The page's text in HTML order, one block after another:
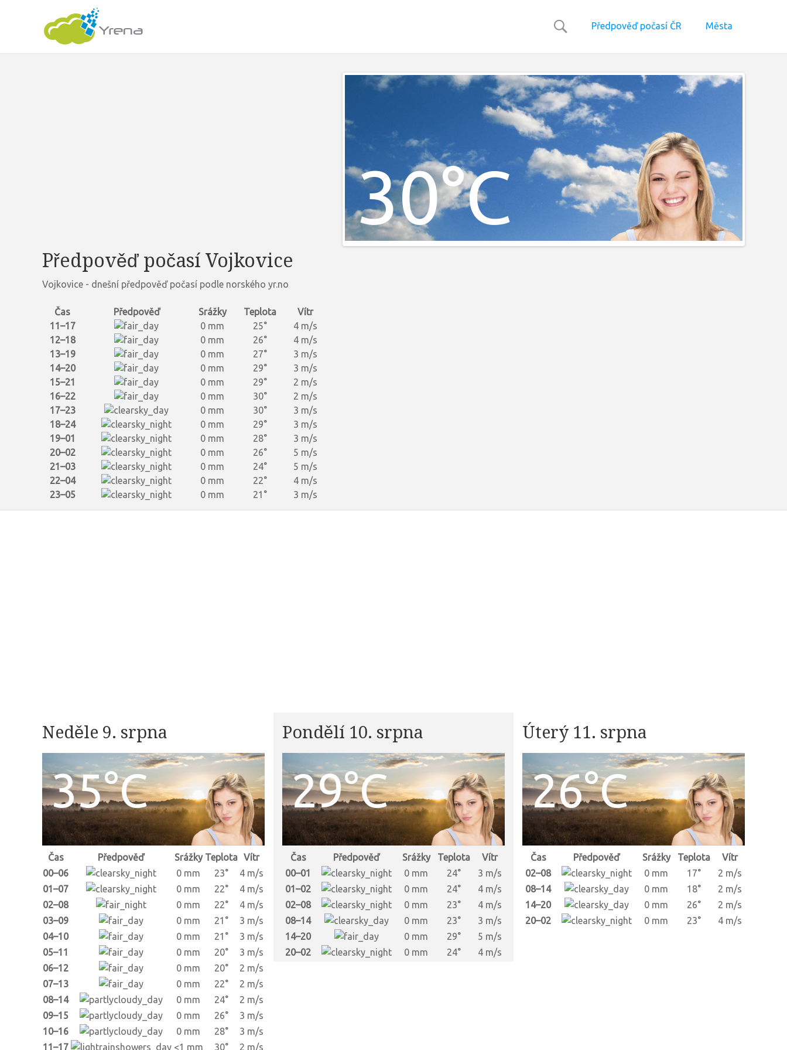
Předpověď počasí ČR Města
Předpověď počasí Vojkovice
Vojkovice - dnešní předpověď počasí podle norského yr.no
Čas Předpověď Srážky Teplota
Vítr
11–17
0 mm 25°
4 m/s
12–18
0 mm 26°
4 m/s
13–19
0 mm 27°
3 m/s
14–20
0 mm 29°
3 m/s
15–21
0 mm 29°
2 m/s
16–22
0 mm 30°
2 m/s
17–23
0 mm 30°
3 m/s
18–24
0 mm 29°
3 m/s
19–01
0 mm 28°
3 m/s
20–02
0 mm 26°
5 m/s
21–03
0 mm 24°
5 m/s
22–04
0 mm 22°
4 m/s
23–05
0 mm 21° 3 m/s
30°C
Neděle 9. srpna
35°C
Čas Předpověď Srážky Teplota Vítr
00–06
0 mm 23°
4 m/s
01–07
0 mm 22°
4 m/s
02–08
0 mm 22°
4 m/s
03–09
0 mm 21°
3 m/s
04–10
0 mm 21°
3 m/s
05–11
0 mm 20°
3 m/s
06–12
0 mm 20°
2 m/s
07–13
0 mm 22°
2 m/s
08–14
0 mm 24°
2 m/s
09–15
0 mm 26°
3 m/s
10–16
0 mm 28°
3 m/s
11–17
<1 mm 30°
2 m/s
Pondělí 10. srpna
29°C
Čas Předpověď Srážky Teplota
Vítr
00–01
0 mm 24°
3 m/s
01–02
0 mm 24°
4 m/s
02–08
0 mm 23°
4 m/s
08–14
0 mm 23°
3 m/s
14–20
0 mm 29°
5 m/s
20–02
0 mm 24° 4 m/s
Úterý 11. srpna
26°C
Čas Předpověď Srážky Teplota
Vítr
02–08
0 mm 17°
2 m/s
08–14
0 mm 18°
2 m/s
14–20
0 mm 26°
2 m/s
20–02
0 mm 23° 4 m/s